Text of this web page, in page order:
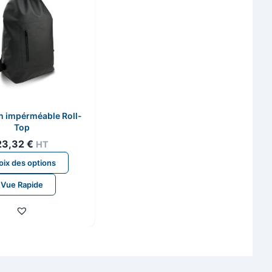
impérméable Roll-
Top
€ HT
des options
Ce
produit
Vue Rapide